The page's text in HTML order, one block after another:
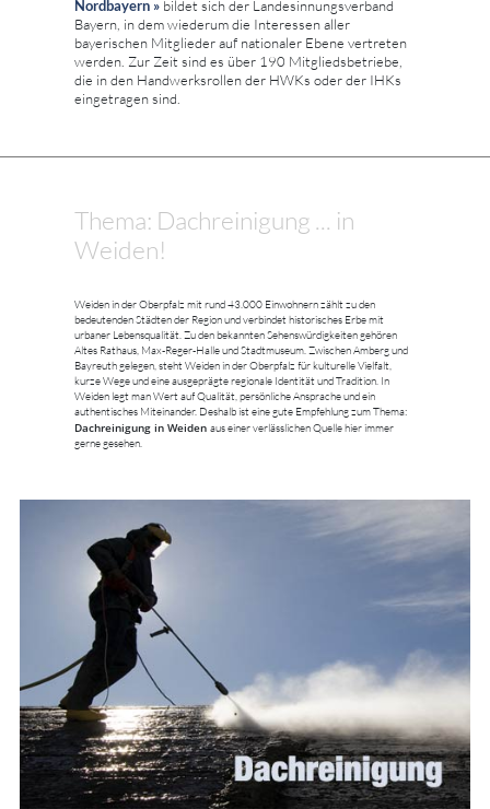
Nordbayern » bildet sich der Landesinnungsverband
Bayern, in dem wiederum die Interessen aller
bayerischen Mitglieder auf nationaler Ebene vertreten
werden. Zur Zeit sind es über 190 Mitgliedsbetriebe,
die in den Handwerksrollen der HWKs oder der IHKs
eingetragen sind.
Thema: Dachreinigung ... in
Weiden!
Weiden in der Oberpfalz mit rund 43.000 Einwohnern zählt zu den
bedeutenden Städten der Region und verbindet historisches Erbe mit
urbaner Lebensqualität. Zu den bekannten Sehenswürdigkeiten gehören
Altes Rathaus, Max-Reger-Halle und Stadtmuseum. Zwischen Amberg und
Bayreuth gelegen, steht Weiden in der Oberpfalz für kulturelle Vielfalt,
kurze Wege und eine ausgeprägte regionale Identität und Tradition. In
Weiden legt man Wert auf Qualität, persönliche Ansprache und ein
authentisches Miteinander. Deshalb ist eine gute Empfehlung zum Thema:
Dachreinigung in Weiden aus einer verlässlichen Quelle hier immer
gerne gesehen.